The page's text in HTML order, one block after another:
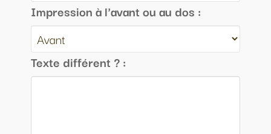
Impression à l'avant ou au dos :
Texte différent ? :